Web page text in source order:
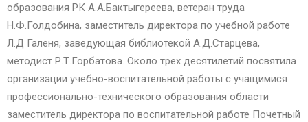
образования РК А.А.Бактыгереева, ветеран труда
Н.Ф.Голдобина, заместитель директора по учебной работе
Л.Д Галеня, заведующая библиотекой А.Д.Старцева,
методист Р.Т.Горбатова. Около трех десятилетий посвятила
организации учебно-воспитательной работы с учащимися
профессионально-технического образования области
заместитель директора по воспитательной работе Почетный